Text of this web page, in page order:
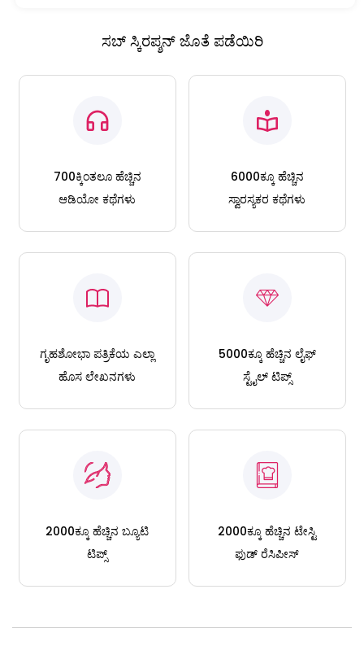
ಸಬ್ ಸ್ಕಿರಪ್ಶನ್ ಜೊತೆ ಪಡೆಯಿರಿ
700ಕ್ಕಿಂತಲೂ ಹೆಚ್ಚಿನ
ಆಡಿಯೋ ಕಥೆಗಳು
6000ಕ್ಕೂ ಹೆಚ್ಚಿನ
ಸ್ವಾರಸ್ಯಕರ ಕಥೆಗಳು
ಗೃಹಶೋಭಾ ಪತ್ರಿಕೆಯ ಎಲ್ಲಾ
ಹೊಸ ಲೇಖನಗಳು
5000ಕ್ಕೂ ಹೆಚ್ಚಿನ ಲೈಫ್
ಸ್ಟೈಲ್ ಟಿಪ್ಸ್
2000ಕ್ಕೂ ಹೆಚ್ಚಿನ ಬ್ಯೂಟಿ
ಟಿಪ್ಸ್
2000ಕ್ಕೂ ಹೆಚ್ಚಿನ ಟೇಸ್ಟಿ
ಫುಡ್ ರೆಸಿಪೀಸ್